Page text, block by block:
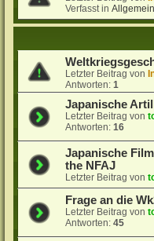
Verfasst in
Letzter Beitrag von
Antworten:1
Japanische
Letzter Beitrag von
Antworten:16
Japanische
the NFAJ
Letzter Beitrag von
Frage an die
Letzter Beitrag von
Antworten:45